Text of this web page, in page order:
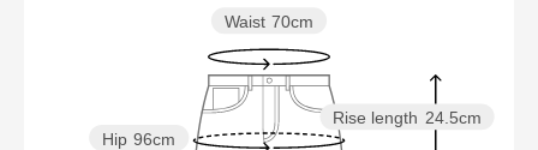
Rise length 24.5cm
Hip 96cm
Waist 70cm